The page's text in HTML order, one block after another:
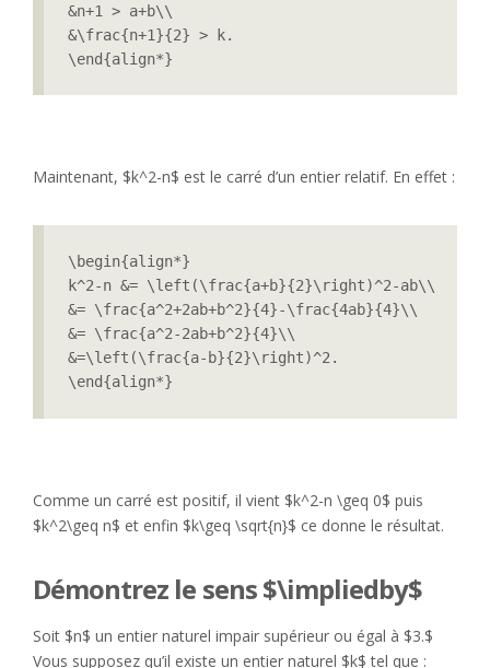
&n+1 > a+b\\
&\frac{n+1}{2} > k.
\end{align*}
Maintenant, $k^2-n$ est le carré d’un entier relatif. En effet :
\begin{align*}
k^2-n &= \left(\frac{a+b}{2}\right)^2-ab\\
&= \frac{a^2+2ab+b^2}{4}-\frac{4ab}{4}\\
&= \frac{a^2-2ab+b^2}{4}\\
&=\left(\frac{a-b}{2}\right)^2.
Comme un carré est positif, il vient $k^2-n \geq 0$ puis
$k^2\geq n$ et enfin $k\geq \sqrt{n}$ ce donne le résultat.
Démontrez le sens $\impliedby$
Soit $n$ un entier naturel impair supérieur ou égal à $3.$
Vous supposez qu’il existe un entier naturel $k$ tel que :